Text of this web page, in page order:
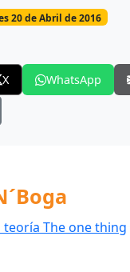
20 de Abril de 2016
X WhatsApp